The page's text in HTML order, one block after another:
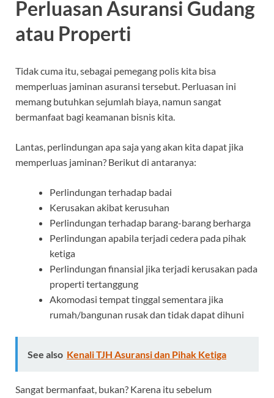
Perluasan Asuransi Gudang
atau Properti
Tidak cuma itu, sebagai pemegang polis kita bisa
memperluas jaminan asuransi tersebut. Perluasan ini
memang butuhkan sejumlah biaya, namun sangat
bermanfaat bagi keamanan bisnis kita.
Lantas, perlindungan apa saja yang akan kita dapat jika
memperluas jaminan? Berikut di antaranya:
Perlindungan terhadap badai
Kerusakan akibat kerusuhan
Perlindungan terhadap barang-barang berharga
Perlindungan apabila terjadi cedera pada pihak
ketiga
Perlindungan finansial jika terjadi kerusakan pada
properti tertanggung
Akomodasi tempat tinggal sementara jika
rumah/bangunan rusak dan tidak dapat dihuni
See also Kenali TJH Asuransi dan Pihak Ketiga
Sangat bermanfaat, bukan? Karena itu sebelum